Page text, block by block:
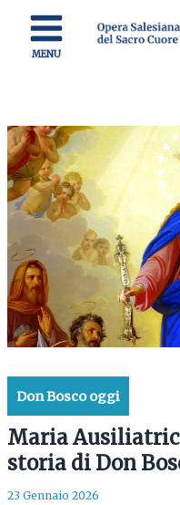
contenuto
MENU
Don Bosco oggi
Maria
storia di Don
23 Gennaio 2026